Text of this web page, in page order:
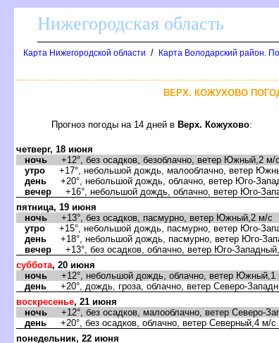
Нижегородская область
Карта Нижегородской области / Карта Володарский район.
ЕРХ. КОЖУХОВО
Прогноз погоды на 14 дней ерх. Кожухово:
четверг, 18 июня
ночь +12°, без осадков, безоблачно, ветер Южный,2 м/с
утро +17°, небольшой дождь, малооблачно, ветер
день +20°, небольшой дождь, облачно, ветер Юго-
ечер +16°, небольшой дождь, облачно, ветер Юго-
пятница, 19 июня
ночь +13°, без осадков, пасмурно, ветер Южный,2 м/с
утро +15°, небольшой дождь, пасмурно, ветер Юго-
день +18°, небольшой дождь, пасмурно, ветер Юго-
ечер +13°, без осадков, облачно, ветер Юго-
суббота, 20 июня
ночь +12°, небольшой дождь, облачно, ветер Южный,1
день +20°, дождь, гроза, облачно, ветер Северо-
оскресенье, 21 июня
ночь +12°, без осадков, малооблачно, ветер Северо-
день +20°, без осадков, облачно, ветер Северный,4 м/с
понедельник, 22 июня